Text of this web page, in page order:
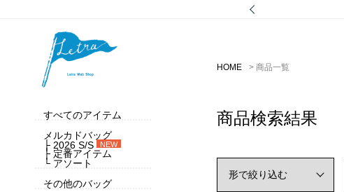
すべてのアイテム
メルカドバッグ
├ 2026 S/S
NEW
├ 定番アイテム
└ アソート
その他のバッグ
HOME 商品一覧
商品検索結果